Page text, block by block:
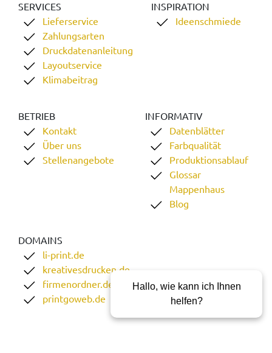
SERVICES
Lieferservice
Zahlungsarten
Druckdatenanleitung
Layoutservice
Klimabeitrag
INSPIRATION
Ideenschmiede
BETRIEB
Kontakt
Über uns
Stellenangebote
INFORMATIV
Datenblätter
Farbqualität
Produktionsablauf
Glossar
Mappenhaus
Blog
DOMAINS
li-print.de
kreativesdrucken.de
firmenordner.de
printgoweb.de
Hallo, wie kann ich Ihnen
helfen?